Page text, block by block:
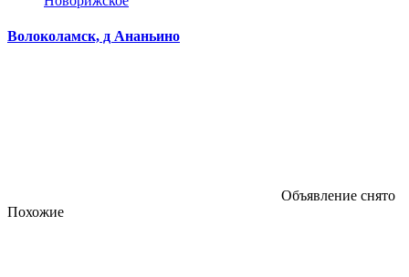
Волоколамск, д Ананьино
Объявление снято
Похожие